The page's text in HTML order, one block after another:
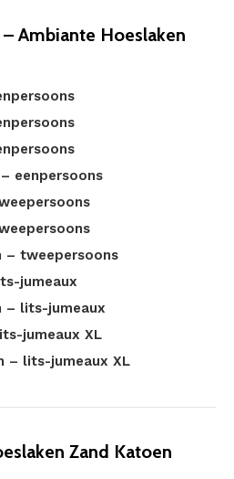
Ambiante Hoeslaken
eenpersoons
– tweepersoons
jumeaux
– lits-jumeaux
jumeaux XL
– lits-jumeaux XL
Zand Katoen